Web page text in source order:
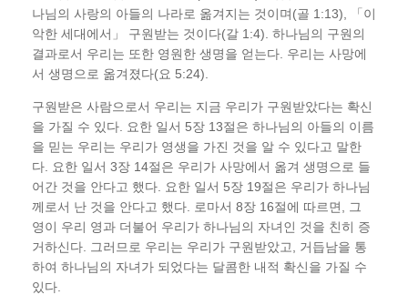
나님의 사랑의 아들의 나라로 옮겨지는 것이며(골 1:13), 「이
악한 세대에서」 구원받는 것이다(갈 1:4). 하나님의 구원의
결과로서 우리는 또한 영원한 생명을 얻는다. 우리는 사망에
서 생명으로 옮겨졌다(요 5:24).
구원받은 사람으로서 우리는 지금 우리가 구원받았다는 확신
을 가질 수 있다. 요한 일서 5장 13절은 하나님의 아들의 이름
을 믿는 우리는 우리가 영생을 가진 것을 알 수 있다고 말한
다. 요한 일서 3장 14절은 우리가 사망에서 옮겨 생명으로 들
어간 것을 안다고 했다. 요한 일서 5장 19절은 우리가 하나님
께로서 난 것을 안다고 했다. 로마서 8장 16절에 따르면, 그
영이 우리 영과 더불어 우리가 하나님의 자녀인 것을 친히 증
거하신다. 그러므로 우리는 우리가 구원받았고, 거듭남을 통
하여 하나님의 자녀가 되었다는 달콤한 내적 확신을 가질 수
있다.